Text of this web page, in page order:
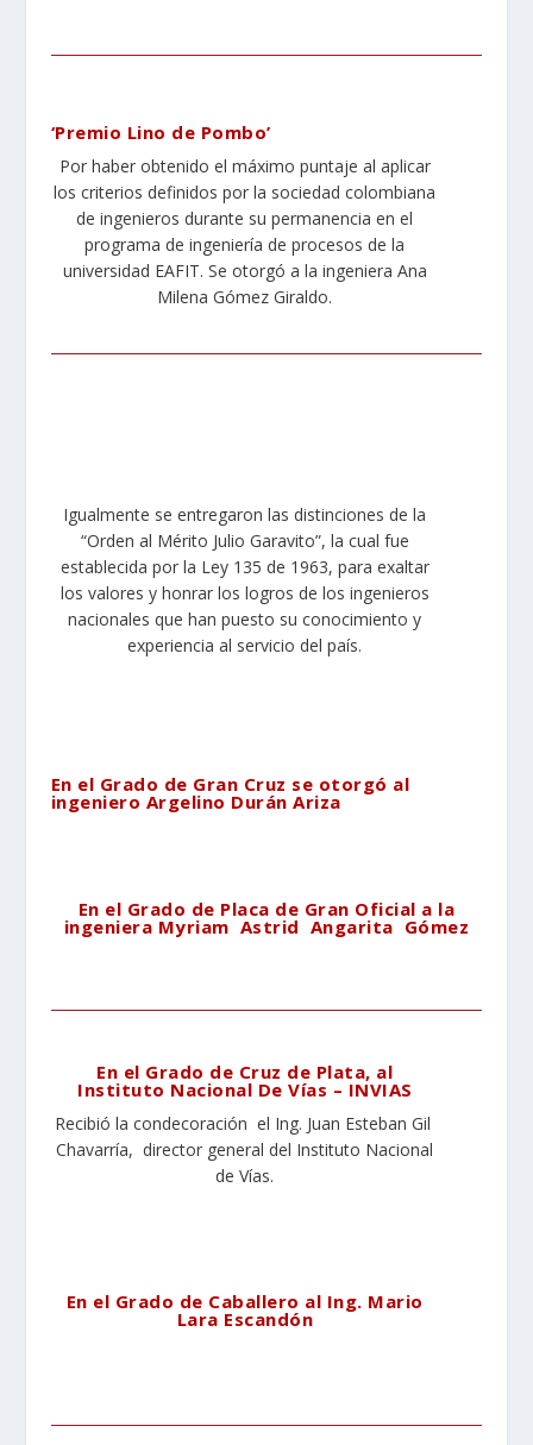
‘Premio Lino de Pombo’
Por haber obtenido el máximo puntaje al aplicar
los criterios definidos por la sociedad colombiana
de ingenieros durante su permanencia en el
programa de ingeniería de procesos de la
universidad EAFIT. Se otorgó a la ingeniera Ana
Milena Gómez Giraldo.
Igualmente se entregaron las distinciones de la
“Orden al Mérito Julio Garavito”, la cual fue
establecida por la Ley 135 de 1963, para exaltar
los valores y honrar los logros de los ingenieros
nacionales que han puesto su conocimiento y
experiencia al servicio del país.
En el Grado de Gran Cruz se otorgó al
ingeniero Argelino Durán Ariza
En el Grado de Placa de Gran Oficial a la
ingeniera Myriam Astrid Angarita Gómez
En el Grado de Cruz de Plata, al
Instituto Nacional De Vías – INVIAS
Recibió la condecoración el Ing. Juan Esteban Gil
Chavarría, director general del Instituto Nacional
de Vías.
En el Grado de Caballero al Ing. Mario
Lara Escandón